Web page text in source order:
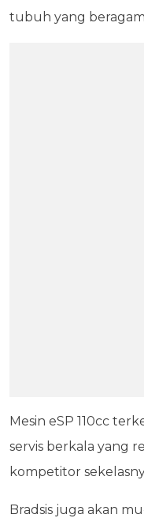
tubuh yang
Mesin eSP 110cc
servis berkala yang
kompetitor
Bradsis juga akan